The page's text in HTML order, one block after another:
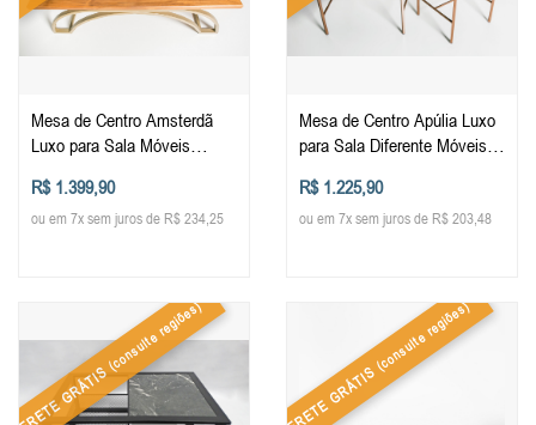
Mesa de Centro Amsterdã
Luxo para Sala Móveis
Design
R$ 1.399,90
ou em 7x sem juros de R$ 234,25
Mesa de Centro Apúlia Luxo
para Sala Diferente Móveis
Design
R$ 1.225,90
ou em 7x sem juros de R$ 203,48
FRETE GRÁTIS
(consulte regiões)
FRETE GRÁTIS
(consulte regiões)